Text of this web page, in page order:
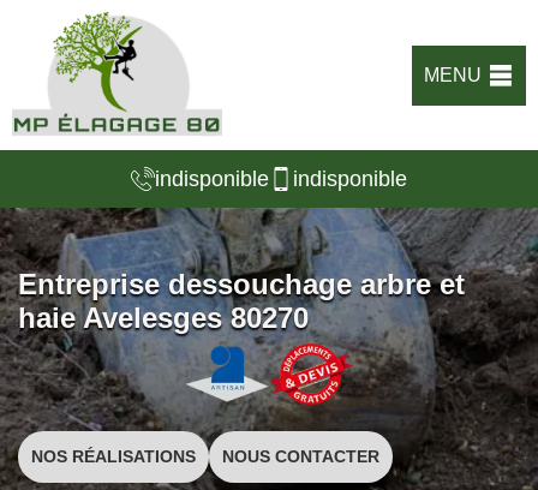
MENU
indisponible indisponible
Entreprise dessouchage arbre et
haie Avelesges 80270
NOS RÉALISATIONS NOUS CONTACTER